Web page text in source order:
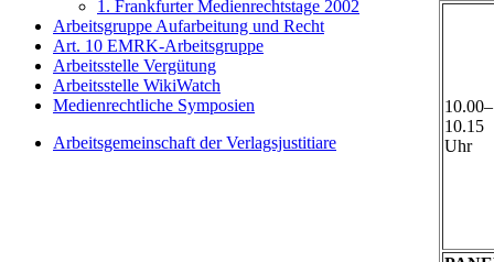
1. Frankfurter Medienrechtstage 2002
Arbeitsgruppe Aufarbeitung und Recht
Art. 10 EMRK-Arbeitsgruppe
Arbeitsstelle Vergütung
Arbeitsstelle WikiWatch
Medienrechtliche Symposien
Arbeitsgemeinschaft der Verlagsjustitiare
10.00–
10.15
Uhr